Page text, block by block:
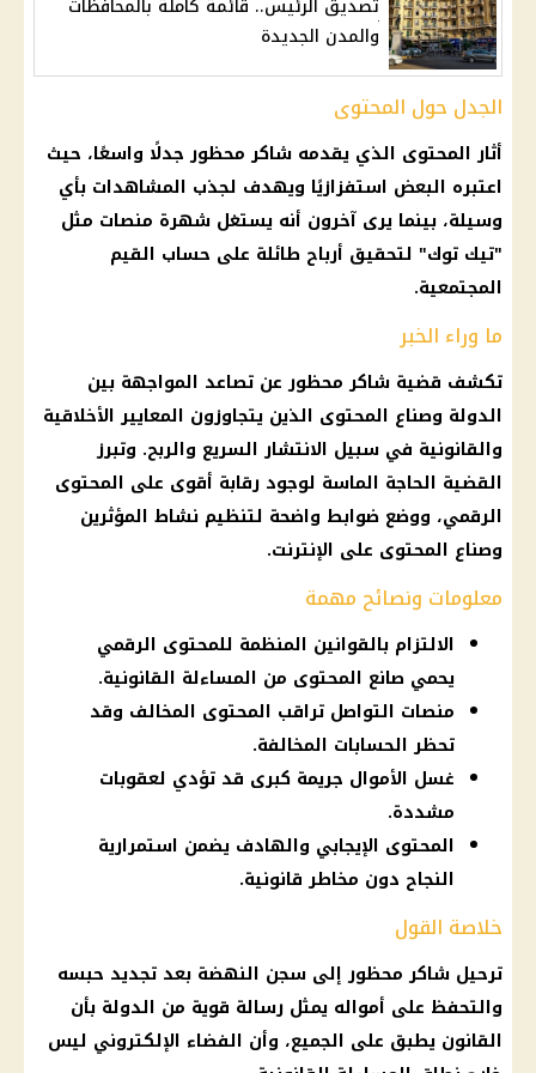
والمدن الجديدة
الجدل حول المحتوى
أثار المحتوى الذي يقدمه شاكر محظور جدلًا واسعًا، حيث
اعتبره البعض استفزازيًا ويهدف لجذب المشاهدات بأي
وسيلة، بينما يرى آخرون أنه يستغل شهرة منصات مثل
"تيك توك" لتحقيق أرباح طائلة على حساب القيم
المجتمعية.
ما وراء الخبر
تكشف قضية شاكر محظور عن تصاعد المواجهة بين
الدولة وصناع المحتوى الذين يتجاوزون المعايير الأخلاقية
والقانونية في سبيل الانتشار السريع والربح. وتبرز
القضية الحاجة الماسة لوجود رقابة أقوى على المحتوى
الرقمي، ووضع ضوابط واضحة لتنظيم نشاط المؤثرين
وصناع المحتوى على الإنترنت.
معلومات ونصائح مهمة
الالتزام بالقوانين المنظمة للمحتوى الرقمي
يحمي صانع المحتوى من المساءلة القانونية.
منصات التواصل تراقب المحتوى المخالف وقد
تحظر الحسابات المخالفة.
غسل الأموال جريمة كبرى قد تؤدي لعقوبات
مشددة.
المحتوى الإيجابي والهادف يضمن استمرارية
النجاح دون مخاطر قانونية.
خلاصة القول
ترحيل شاكر محظور إلى سجن النهضة بعد تجديد حبسه
والتحفظ على أمواله يمثل رسالة قوية من الدولة بأن
القانون يطبق على الجميع، وأن الفضاء الإلكتروني ليس